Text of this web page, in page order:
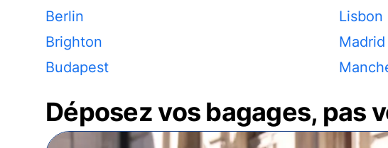
Berlin
Brighton
Budapest
Lisbon
Madrid
Déposez vos bagages, pas